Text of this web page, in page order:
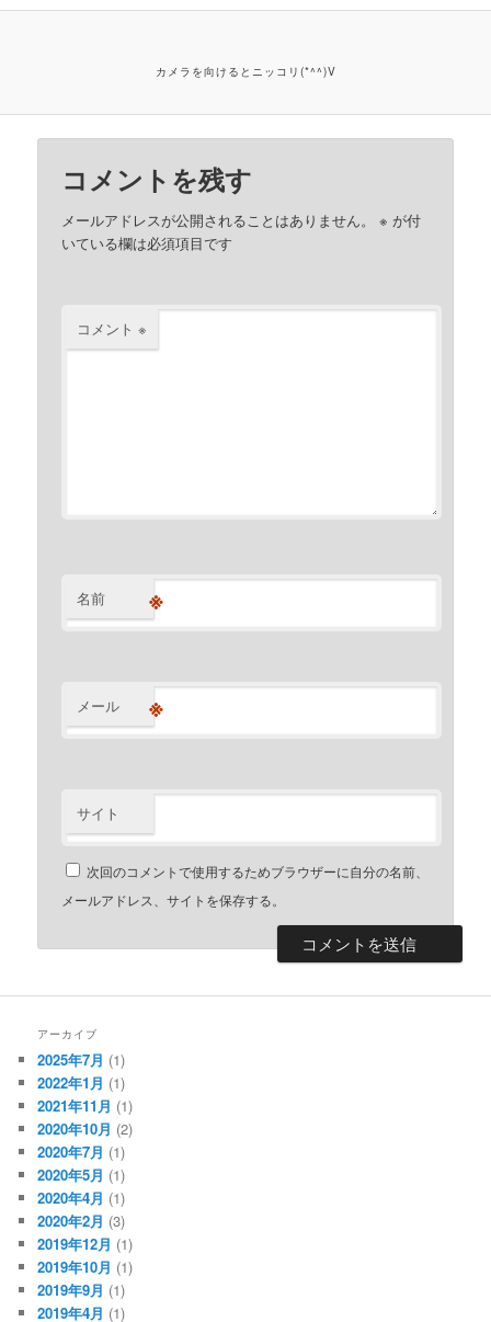
カメラを向けるとニッコリ(*^^)V
コメントを残す
メールアドレスが公開されることはありません。 ※ が付
いている欄は必須項目です
コメント※
名前 ※
メール ※
サイト
次回のコメントで使用するためブラウザーに自分の名前、
メールアドレス、サイトを保存する。
アーカイブ
2025年7月 (1)
2022年1月 (1)
2021年11月 (1)
2020年10月 (2)
2020年7月 (1)
2020年5月 (1)
2020年4月 (1)
2020年2月 (3)
2019年12月 (1)
2019年10月 (1)
2019年9月 (1)
2019年4月 (1)